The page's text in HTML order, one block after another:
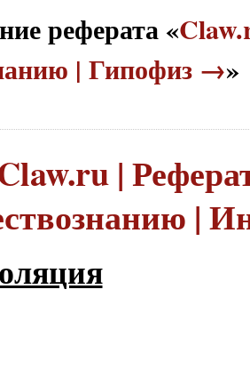
реферата «
| Гипофиз →»
|
|